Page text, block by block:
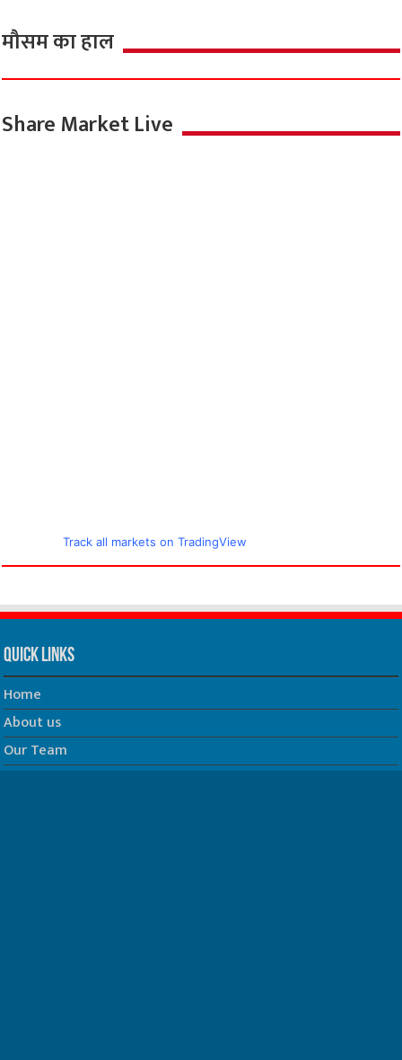
मौसम का हाल
Share Market Live
Track all markets on TradingView
Quick Links
Home
About us
Our Team
Privacy Policy